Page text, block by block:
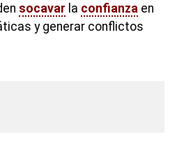
socavar la confianza en
y generar conflictos